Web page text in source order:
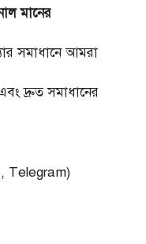
মানের
সমাধানে আমরা
দ্রুত সমাধানের
Telegram)